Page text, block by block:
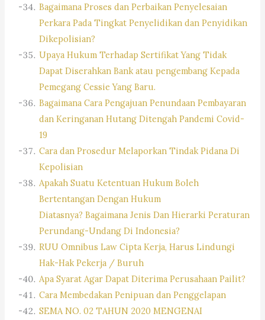
Bagaimana Proses dan Perbaikan Penyelesaian
Perkara Pada Tingkat Penyelidikan dan Penyidikan
Dikepolisian?
Upaya Hukum Terhadap Sertifikat Yang Tidak
Dapat Diserahkan Bank atau pengembang Kepada
Pemegang Cessie Yang Baru.
Bagaimana Cara Pengajuan Penundaan Pembayaran
dan Keringanan Hutang Ditengah Pandemi Covid-
19
Cara dan Prosedur Melaporkan Tindak Pidana Di
Kepolisian
Apakah Suatu Ketentuan Hukum Boleh
Bertentangan Dengan Hukum
Diatasnya? Bagaimana Jenis Dan Hierarki Peraturan
Perundang-Undang Di Indonesia?
RUU Omnibus Law Cipta Kerja, Harus Lindungi
Hak-Hak Pekerja / Buruh
Apa Syarat Agar Dapat Diterima Perusahaan Pailit?
Cara Membedakan Penipuan dan Penggelapan
SEMA NO. 02 TAHUN 2020 MENGENAI